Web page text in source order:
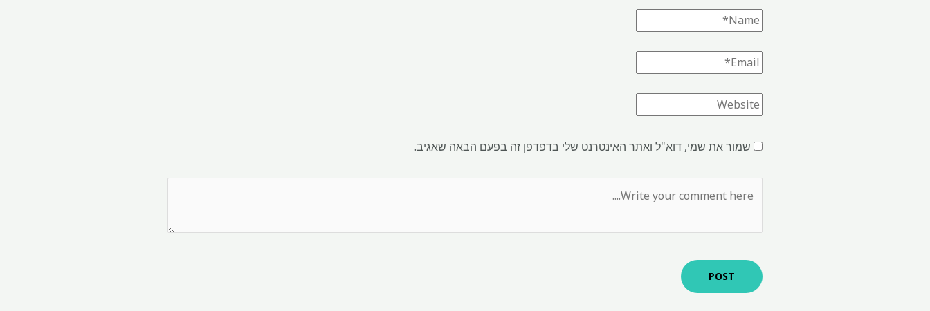
שמור את שמי, דוא"ל ואתר האינטרנט שלי בדפדפן זה בפעם הבאה שאגיב.